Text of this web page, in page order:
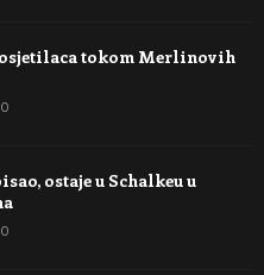
tokom Merlinovih
0
ostaje u Schalkeu u
0